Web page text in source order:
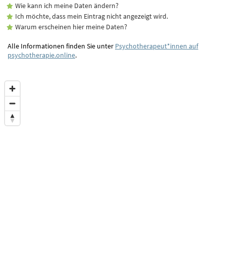
Wie kann ich meine Daten ändern?
Ich möchte, dass mein Eintrag nicht angezeigt wird.
Warum erscheinen hier meine Daten?
Alle Informationen finden Sie unter Psychotherapeut*innen auf
psychotherapie.online.